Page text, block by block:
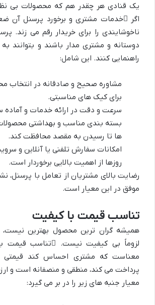
یک قنادی هر چقدر هم که محصولات بی
اگر
خدمات مشتری و برخورد پرسنلآن
ناخوشایندی را برای خریدار رقم می زند.
دوستانه و مشتری مدار باشند و بتوانند
راهنمایی کنند. این شامل:
مشاوره صحیح و صادقانه در انتخاب
برای کیک های مناسبتی.
سرعت و دقت در ارائه خدمات و آماده
بسته بندی مناسب و بهداشتی
ها تا رسیدن به مقصد محافظت کند.
امکانات سفارش تلفنی یا آنلاین و
روزها از اهمیت بالایی برخوردار است.
رضایت بالای مشتریان از تعامل با پرسنل،
موفق در این معیار است.
تناسب قیمت با کیفیت
همیشه گران ترین محصول بهترین نیست،
لزوماً بی کیفیت نیست.
تناسب قیمت
معناست که مشتری احساس کند قیمتی
پرداخت می کند، منطقی و منصفانه است و
معیار جنبه های زیر را در بر می گیرد: